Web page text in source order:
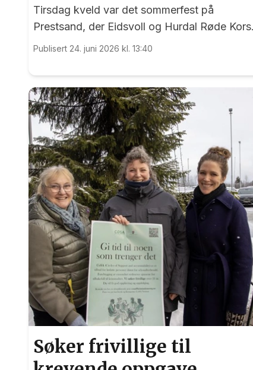
Tirsdag kveld var det sommerfest på
Prestsand, der Eidsvoll og Hurdal Røde Kors
og Eidsvoll Frivilligsentral hadde gått sammen
eldre og pensjonister.
Publisert 24. juni 2026 kl. 13:40
Søker frivillige til